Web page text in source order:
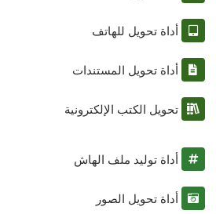
أداة تحويل للهاتف
أداة تحويل المستندات
تحويل الكتب الإلكترونية
أداة توليد ملف الهاش
أداة تحويل الصور